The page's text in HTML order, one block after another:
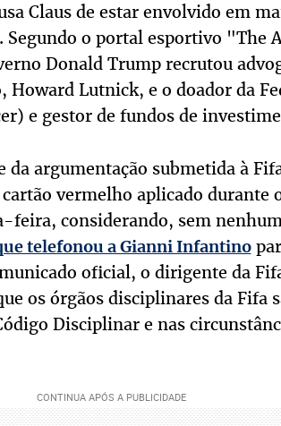
Claus de estar envolvido em
Segundo o portal esportivo "The
Donald Trump recrutou
Howard Lutnick, e o doador da
e gestor de fundos de
da argumentação submetida à
cartão vermelho aplicado durante
feira, considerando, sem
telefonou a Gianni Infantino
oficial, o dirigente da
os órgãos disciplinares da Fifa
Disciplinar e nas